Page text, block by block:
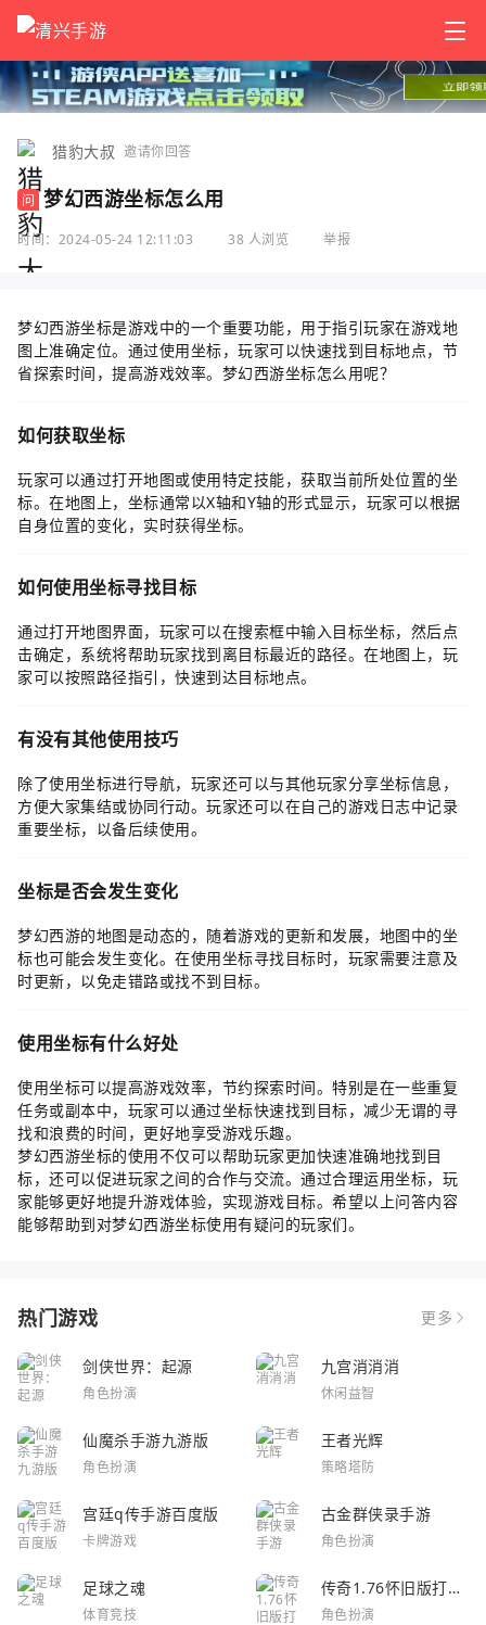
猎豹大叔 邀请你回答
问 梦幻西游坐标怎么用
时间：2024-05-24 12:11:03 38 人浏览 举报
梦幻西游坐标是游戏中的一个重要功能，用于指引玩家在游戏地
图上准确定位。通过使用坐标，玩家可以快速找到目标地点，节
省探索时间，提高游戏效率。梦幻西游坐标怎么用呢？
如何获取坐标
玩家可以通过打开地图或使用特定技能，获取当前所处位置的坐
标。在地图上，坐标通常以X轴和Y轴的形式显示，玩家可以根据
自身位置的变化，实时获得坐标。
如何使用坐标寻找目标
通过打开地图界面，玩家可以在搜索框中输入目标坐标，然后点
击确定，系统将帮助玩家找到离目标最近的路径。在地图上，玩
家可以按照路径指引，快速到达目标地点。
有没有其他使用技巧
除了使用坐标进行导航，玩家还可以与其他玩家分享坐标信息，
方便大家集结或协同行动。玩家还可以在自己的游戏日志中记录
重要坐标，以备后续使用。
坐标是否会发生变化
梦幻西游的地图是动态的，随着游戏的更新和发展，地图中的坐
标也可能会发生变化。在使用坐标寻找目标时，玩家需要注意及
时更新，以免走错路或找不到目标。
使用坐标有什么好处
使用坐标可以提高游戏效率，节约探索时间。特别是在一些重复
任务或副本中，玩家可以通过坐标快速找到目标，减少无谓的寻
找和浪费的时间，更好地享受游戏乐趣。
梦幻西游坐标的使用不仅可以帮助玩家更加快速准确地找到目
标，还可以促进玩家之间的合作与交流。通过合理运用坐标，玩
家能够更好地提升游戏体验，实现游戏目标。希望以上问答内容
能够帮助到对梦幻西游坐标使用有疑问的玩家们。
热门游戏 更多
剑侠世界：起源
角色扮演
九宫消消消
休闲益智
仙魔杀手游九游版
角色扮演
王者光辉
策略塔防
宫廷q传手游百度版
卡牌游戏
古金群侠录手游
角色扮演
足球之魂
体育竞技
传奇1.76怀旧版打金
服
角色扮演